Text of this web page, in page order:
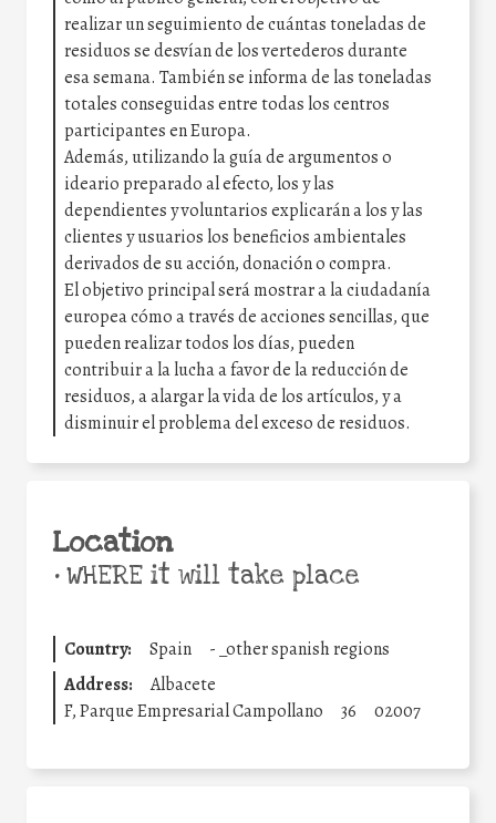
realizar un seguimiento de cuántas toneladas de
residuos se desvían de los vertederos durante
esa semana. También se informa de las toneladas
totales conseguidas entre todas los centros
participantes en Europa.
Además, utilizando la guía de argumentos o
ideario preparado al efecto, los y las
dependientes y voluntarios explicarán a los y las
clientes y usuarios los beneficios ambientales
derivados de su acción, donación o compra.
El objetivo principal será mostrar a la ciudadanía
europea cómo a través de acciones sencillas, que
pueden realizar todos los días, pueden
contribuir a la lucha a favor de la reducción de
residuos, a alargar la vida de los artículos, y a
disminuir el problema del exceso de residuos.
Location
•WHERE it will take place
Country: Spain - _other spanish regions
Address:
Albacete
F, Parque Empresarial Campollano
36 02007